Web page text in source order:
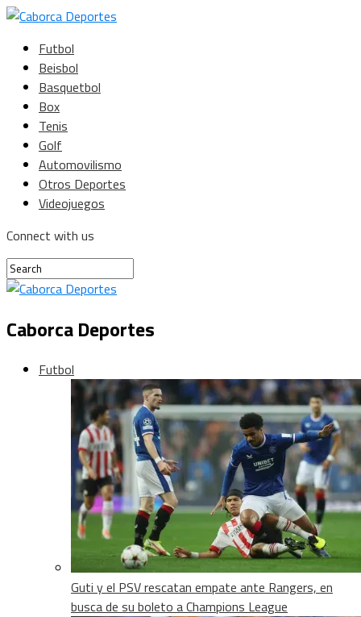
Futbol
Beisbol
Basquetbol
Box
Tenis
Golf
Automovilismo
Otros Deportes
Videojuegos
Connect with us
Caborca Deportes
Futbol
Guti y el PSV rescatan empate ante Rangers, en
busca de su boleto a Champions League